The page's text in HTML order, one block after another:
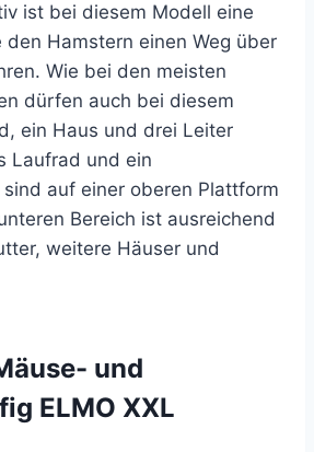
ist bei diesem Modell eine
den Hamstern einen Weg über
Wie bei den meisten
dürfen auch bei diesem
ein Haus und drei Leiter
Laufrad und ein
auf einer oberen Plattform
Bereich ist ausreichend
weitere Häuser und
und
ELMO XXL